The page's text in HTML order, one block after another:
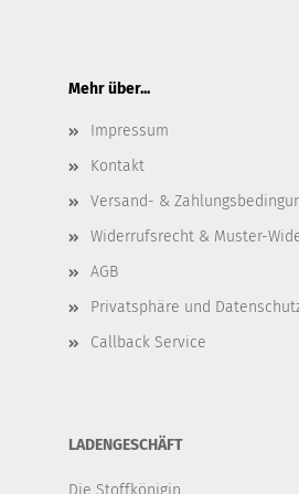
Mehr über...
Impressum
Kontakt
Versand- &
Widerrufsrecht & Muster-
AGB
Privatsphäre und
Callback Service
LADENGESCHÄFT
Die Stoffkönigin